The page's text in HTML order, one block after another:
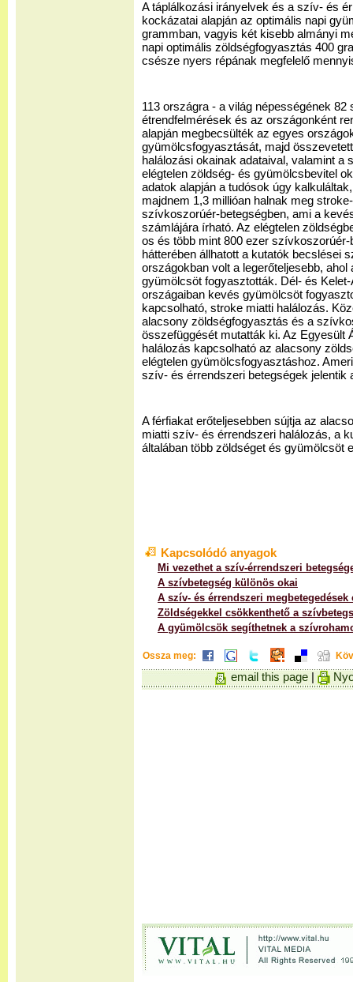
A táplálkozási irányelvek és a szív- és
kockázatai alapján az optimális napi
grammban, vagyis két kisebb almányi
napi optimális zöldségfogyasztás 400
csésze nyers répának megfelelő
113 országra - a világ népességének 82
étrendfelmérések és az országonként
alapján megbecsülték az egyes
gyümölcsfogyasztását, majd
halálozási okainak adataival, valamint a
elégtelen zöldség- és gyümölcsbevitel
adatok alapján a tudósok úgy
majdnem 1,3 millióan halnak meg
szívkoszorúér-betegségben, ami a
számlájára írható. Az elégtelen
os és több mint 800 ezer
hátterében állhatott a kutatók becslései
országokban volt a legerőteljesebb,
gyümölcsöt fogyasztották. Dél- és
országaiban kevés gyümölcsöt
kapcsolható, stroke miatti halálozás.
alacsony zöldségfogyasztás és a
összefüggését mutatták ki. Az Egyesült
halálozás kapcsolható az alacsony
elégtelen gyümölcsfogyasztáshoz.
szív- és érrendszeri betegségek jelentik
A férfiakat erőteljesebben sújtja az
miatti szív- és érrendszeri halálozás, a
általában több zöldséget és gyümölcsöt
Kapcsolódó anyagok
Mi vezethet a szív-érrendszeri
A szívbetegség különös okai
A szív- és érrendszeri megbetegedések
Zöldségekkel csökkenthető a
A gyümölcsök segíthetnek a
Ossza meg:
email this page